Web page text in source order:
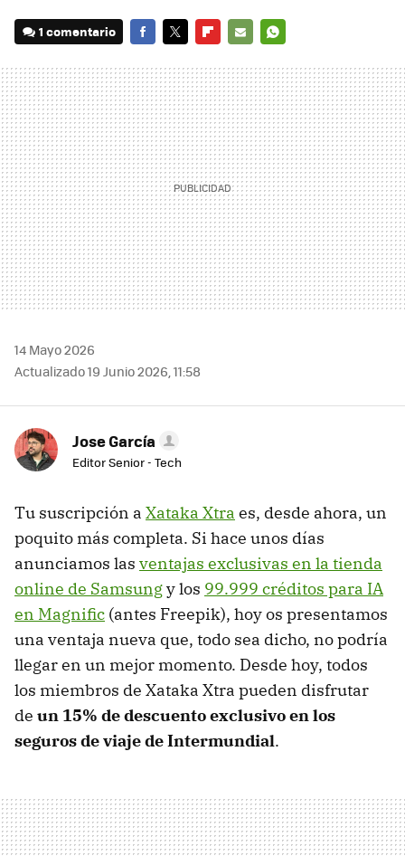
1 comentario
MAIL
14 Mayo 2026
Actualizado 19 Junio 2026, 11:58
Jose García
Editor Senior - Tech
Tu suscripción a Xataka Xtra es, desde ahora, un
poquito más completa. Si hace unos días
anunciamos las ventajas exclusivas en la tienda
online de Samsungy los 99.999 créditos para IA
en Magnific (antes Freepik), hoy os presentamos
una ventaja nueva que, todo sea dicho, no podría
llegar en un mejor momento. Desde hoy, todos
los miembros de Xataka Xtra pueden disfrutar
de un 15% de descuento exclusivo en los
seguros de viaje de Intermundial.